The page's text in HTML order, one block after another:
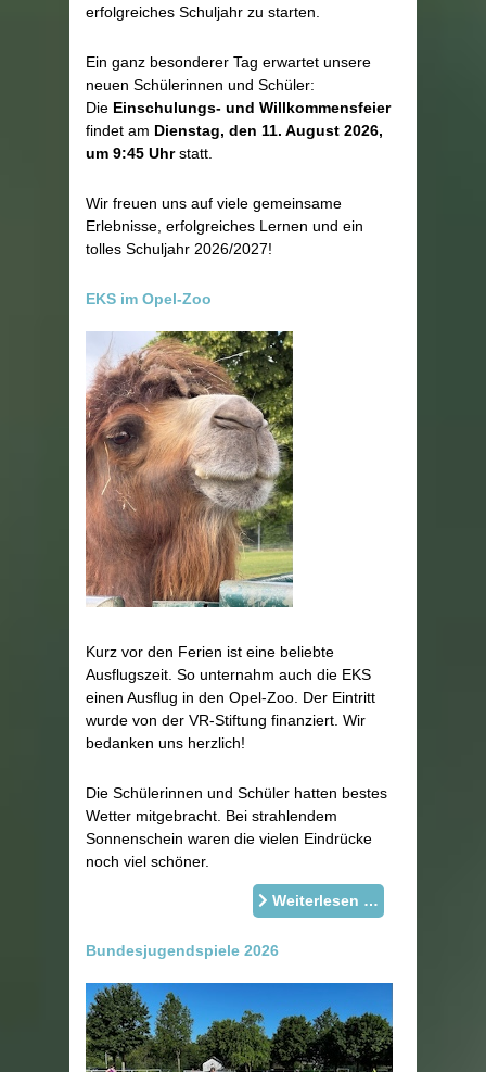
erfolgreiches Schuljahr zu starten.
Ein ganz besonderer Tag erwartet unsere
neuen Schülerinnen und Schüler:
Die Einschulungs- und Willkommensfeier
findet am Dienstag, den 11. August 2026,
um 9:45 Uhrstatt.
Wir freuen uns auf viele gemeinsame
Erlebnisse, erfolgreiches Lernen und ein
tolles Schuljahr 2026/2027!
EKS im Opel-Zoo
Kurz vor den Ferien ist eine beliebte
Ausflugszeit. So unternahm auch die EKS
einen Ausflug in den Opel-Zoo. Der Eintritt
wurde von der VR-Stiftung finanziert. Wir
bedanken uns herzlich!
Die Schülerinnen und Schüler hatten bestes
Wetter mitgebracht. Bei strahlendem
Sonnenschein waren die vielen Eindrücke
noch viel schöner.
Weiterlesen …
Bundesjugendspiele 2026